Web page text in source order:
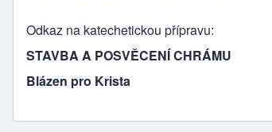
Odkaz na katechetickou přípravu
STAVBA A POSVĚCENÍ CHRÁMU
Blázen pro Krista